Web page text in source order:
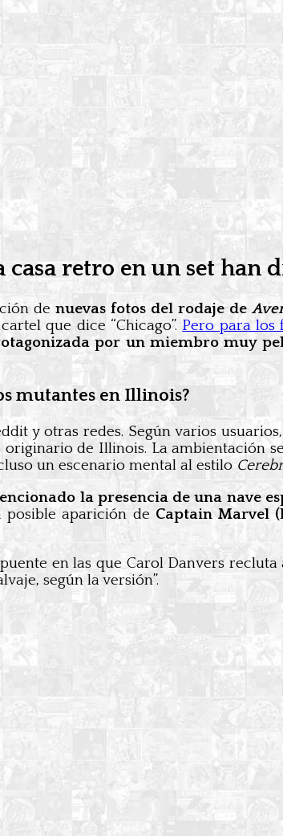
retro en un set han
de nuevas fotos del rodaje de
que dice “Chicago”. Pero para los
por un miembro muy
mutantes en Illinois?
y otras redes. Según varios usuarios,
originario de Illinois. La ambientación
un escenario mental al estilo
la presencia de una nave
posible aparición de Captain Marvel
en las que Carol Danvers
según la versión”.